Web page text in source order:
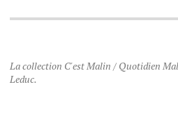
La collection C'est Malin / Quotidien
Leduc.